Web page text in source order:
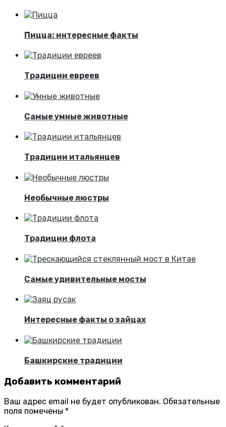
Пицца: интересные факты
Традиции евреев
Самые умные животные
Традиции итальянцев
Необычные люстры
Традиции флота
Самые удивительные мосты
Интересные факты о зайцах
Башкирские традиции
Добавить комментарий
Ваш адрес email не будет опубликован. Обязательные
поля помечены *